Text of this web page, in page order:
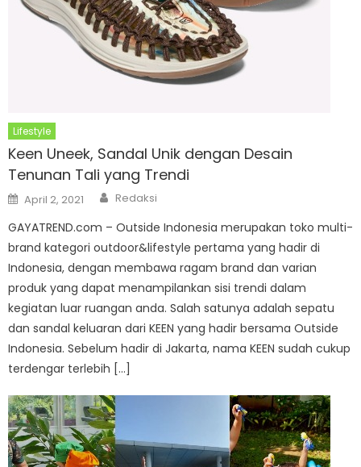
Lifestyle
Keen Uneek, Sandal Unik dengan Desain
Tenunan Tali yang Trendi
Posted
on
April 2, 2021 Author
Redaksi
GAYATREND.com – Outside Indonesia merupakan toko multi-
brand kategori outdoor&lifestyle pertama yang hadir di
Indonesia, dengan membawa ragam brand dan varian
produk yang dapat menampilankan sisi trendi dalam
kegiatan luar ruangan anda. Salah satunya adalah sepatu
dan sandal keluaran dari KEEN yang hadir bersama Outside
Indonesia. Sebelum hadir di Jakarta, nama KEEN sudah cukup
terdengar terlebih […]